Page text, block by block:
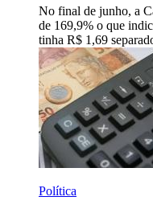
No final de junho, a
de 169,9% o que
tinha R$ 1,69
Política